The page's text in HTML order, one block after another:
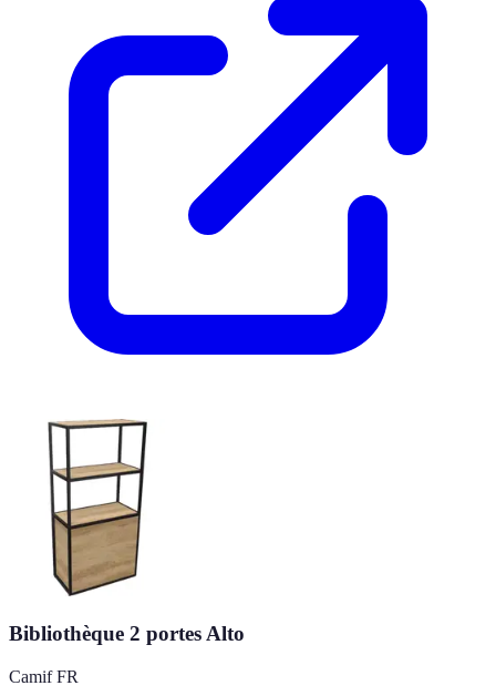
Bibliothèque 2 portes Alto
Camif FR